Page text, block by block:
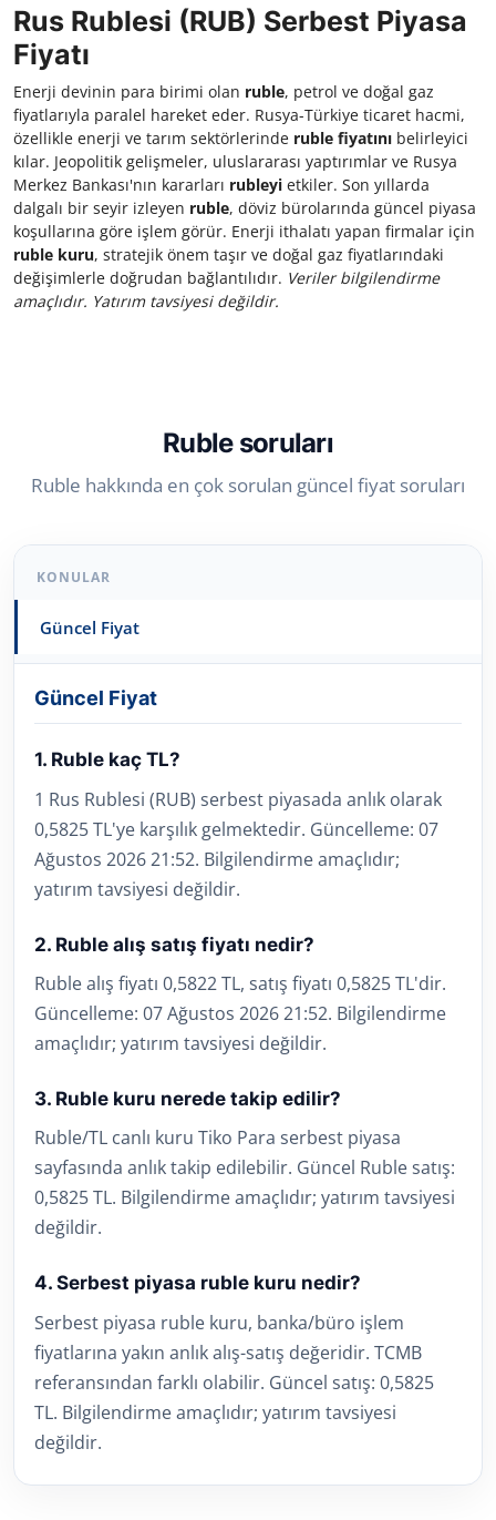
Rus Rublesi (RUB) Serbest Piyasa
Fiyatı
Enerji devinin para birimi olan ruble, petrol ve doğal gaz
fiyatlarıyla paralel hareket eder. Rusya-Türkiye ticaret hacmi,
özellikle enerji ve tarım sektörlerinde ruble fiyatını belirleyici
kılar. Jeopolitik gelişmeler, uluslararası yaptırımlar ve Rusya
Merkez Bankası'nın kararları rubleyi etkiler. Son yıllarda
dalgalı bir seyir izleyen ruble, döviz bürolarında güncel piyasa
koşullarına göre işlem görür. Enerji ithalatı yapan firmalar için
ruble kuru, stratejik önem taşır ve doğal gaz fiyatlarındaki
değişimlerle doğrudan bağlantılıdır. Veriler bilgilendirme
amaçlıdır. Yatırım tavsiyesi değildir.
Ruble soruları
Ruble hakkında en çok sorulan güncel fiyat soruları
KONULAR
Güncel Fiyat
Güncel Fiyat
1. Ruble kaç TL?
1 Rus Rublesi (RUB) serbest piyasada anlık olarak
0,5825 TL'ye karşılık gelmektedir. Güncelleme: 07
Ağustos 2026 21:52. Bilgilendirme amaçlıdır;
yatırım tavsiyesi değildir.
2. Ruble alış satış fiyatı nedir?
Ruble alış fiyatı 0,5822 TL, satış fiyatı 0,5825 TL'dir.
Güncelleme: 07 Ağustos 2026 21:52. Bilgilendirme
amaçlıdır; yatırım tavsiyesi değildir.
3. Ruble kuru nerede takip edilir?
Ruble/TL canlı kuru Tiko Para serbest piyasa
sayfasında anlık takip edilebilir. Güncel Ruble satış:
0,5825 TL. Bilgilendirme amaçlıdır; yatırım tavsiyesi
değildir.
4. Serbest piyasa ruble kuru nedir?
Serbest piyasa ruble kuru, banka/büro işlem
fiyatlarına yakın anlık alış-satış değeridir. TCMB
referansından farklı olabilir. Güncel satış: 0,5825
TL. Bilgilendirme amaçlıdır; yatırım tavsiyesi
değildir.